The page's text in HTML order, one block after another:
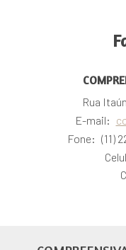
Rua
E-mail:
Fone: (11)